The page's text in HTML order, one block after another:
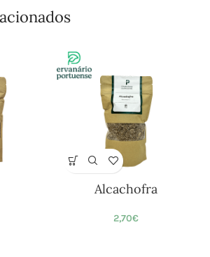
Alcachofra
2,70€